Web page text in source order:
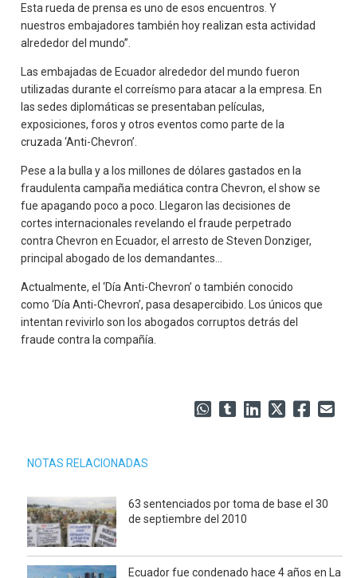
Esta rueda de prensa es uno de esos encuentros. Y
nuestros embajadores también hoy realizan esta actividad
alrededor del mundo”.
Las embajadas de Ecuador alrededor del mundo fueron
utilizadas durante el correísmo para atacar a la empresa. En
las sedes diplomáticas se presentaban películas,
exposiciones, foros y otros eventos como parte de la
cruzada ‘Anti-Chevron’.
Pese a la bulla y a los millones de dólares gastados en la
fraudulenta campaña mediática contra Chevron, el show se
fue apagando poco a poco. Llegaron las decisiones de
cortes internacionales revelando el fraude perpetrado
contra Chevron en Ecuador, el arresto de Steven Donziger,
principal abogado de los demandantes…
Actualmente, el ‘Día Anti-Chevron’ o también conocido
como ‘Día Anti-Chevron’, pasa desapercibido. Los únicos que
intentan revivirlo son los abogados corruptos detrás del
fraude contra la compañía.
NOTAS RELACIONADAS
63 sentenciados por toma de base el 30
de septiembre del 2010
Ecuador fue condenado hace 4 años en La